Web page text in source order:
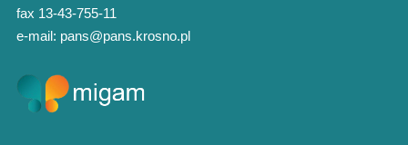
fax 13-43-755-11
e-mail: pans@pans.krosno.pl